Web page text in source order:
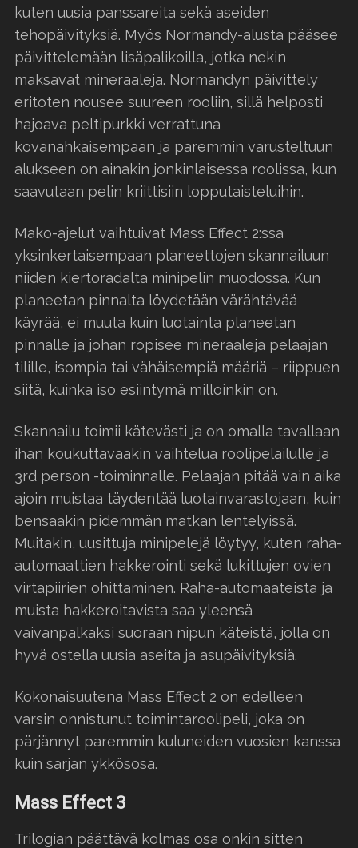
kuten uusia panssareita sekä aseiden
tehopäivityksiä. Myös Normandy-alusta pääsee
päivittelemään lisäpalikoilla, jotka nekin
maksavat mineraaleja. Normandyn päivittely
eritoten nousee suureen rooliin, sillä helposti
hajoava peltipurkki verrattuna
kovanahkaisempaan ja paremmin varusteltuun
alukseen on ainakin jonkinlaisessa roolissa, kun
saavutaan pelin kriittisiin lopputaisteluihin.
Mako-ajelut vaihtuivat Mass Effect 2:ssa
yksinkertaisempaan planeettojen skannailuun
niiden kiertoradalta minipelin muodossa. Kun
planeetan pinnalta löydetään värähtävää
käyrää, ei muuta kuin luotainta planeetan
pinnalle ja johan ropisee mineraaleja pelaajan
tilille, isompia tai vähäisempiä määriä – riippuen
siitä, kuinka iso esiintymä milloinkin on.
Skannailu toimii kätevästi ja on omalla tavallaan
ihan koukuttavaakin vaihtelua roolipelailulle ja
3rd person -toiminnalle. Pelaajan pitää vain aika
ajoin muistaa täydentää luotainvarastojaan, kuin
bensaakin pidemmän matkan lentelyissä.
Muitakin, uusittuja minipelejä löytyy, kuten raha-
automaattien hakkerointi sekä lukittujen ovien
virtapiirien ohittaminen. Raha-automaateista ja
muista hakkeroitavista saa yleensä
vaivanpalkaksi suoraan nipun käteistä, jolla on
hyvä ostella uusia aseita ja asupäivityksiä.
Kokonaisuutena Mass Effect 2 on edelleen
varsin onnistunut toimintaroolipeli, joka on
pärjännyt paremmin kuluneiden vuosien kanssa
kuin sarjan ykkösosa.
Mass Effect 3
Trilogian päättävä kolmas osa onkin sitten